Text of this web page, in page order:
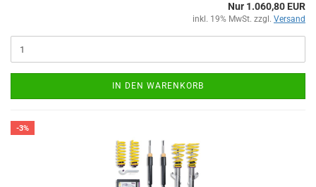
Nur 1.060,80 EUR
inkl. 19% MwSt. zzgl. Versand
IN DEN WARENKORB
-3%